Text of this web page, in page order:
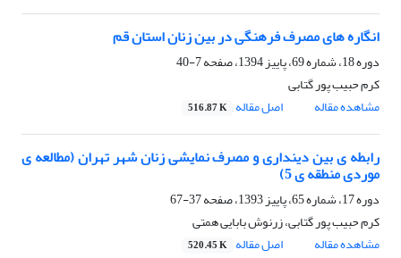
انگاره های مصرف فرهنگی در بین زنان استان قم
دوره 18، شماره 69، پاییز 1394، صفحه
7-40
کرم حبیب پور گتابی
مشاهده مقاله
اصل مقاله 516.87 K
رابطه ی بین دینداری و مصرف نمایشی زنان شهر تهران (مطالعه ی
موردی منطقه ی 5)
دوره 17، شماره 65، پاییز 1393، صفحه
37-67
کرم حبیب پور گتابی، زرنوش بابایی همتی
مشاهده مقاله
اصل مقاله 520.45 K